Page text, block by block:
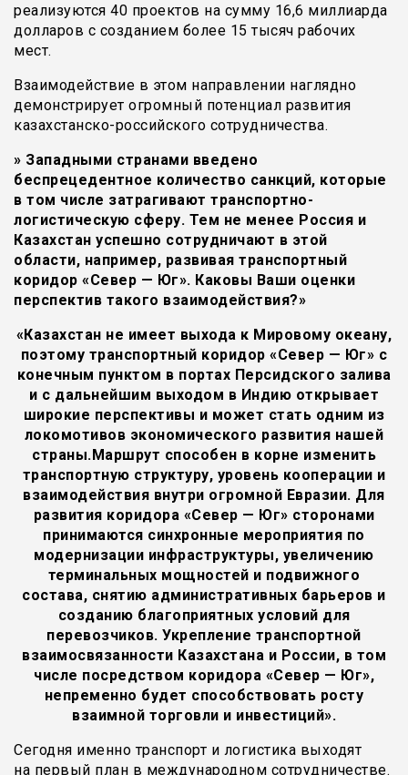
реализуются 40 проектов на сумму 16,6 миллиарда
долларов с созданием более 15 тысяч рабочих
мест.
Взаимодействие в этом направлении наглядно
демонстрирует огромный потенциал развития
казахстанско-российского сотрудничества.
» Западными странами введено
беспрецедентное количество санкций, которые
в том числе затрагивают транспортно-
логистическую сферу. Тем не менее Россия и
Казахстан успешно сотрудничают в этой
области, например, развивая транспортный
коридор «Север — Юг». Каковы Ваши оценки
перспектив такого взаимодействия?»
«Казахстан не имеет выхода к Мировому океану,
поэтому транспортный коридор «Север — Юг» с
конечным пунктом в портах Персидского залива
и с дальнейшим выходом в Индию открывает
широкие перспективы и может стать одним из
локомотивов экономического развития нашей
страны.Маршрут способен в корне изменить
транспортную структуру, уровень кооперации и
взаимодействия внутри огромной Евразии. Для
развития коридора «Север — Юг» сторонами
принимаются синхронные мероприятия по
модернизации инфраструктуры, увеличению
терминальных мощностей и подвижного
состава, снятию административных барьеров и
созданию благоприятных условий для
перевозчиков. Укрепление транспортной
взаимосвязанности Казахстана и России, в том
числе посредством коридора «Север — Юг»,
непременно будет способствовать росту
взаимной торговли и инвестиций».
Сегодня именно транспорт и логистика выходят
на первый план в международном сотрудничестве.